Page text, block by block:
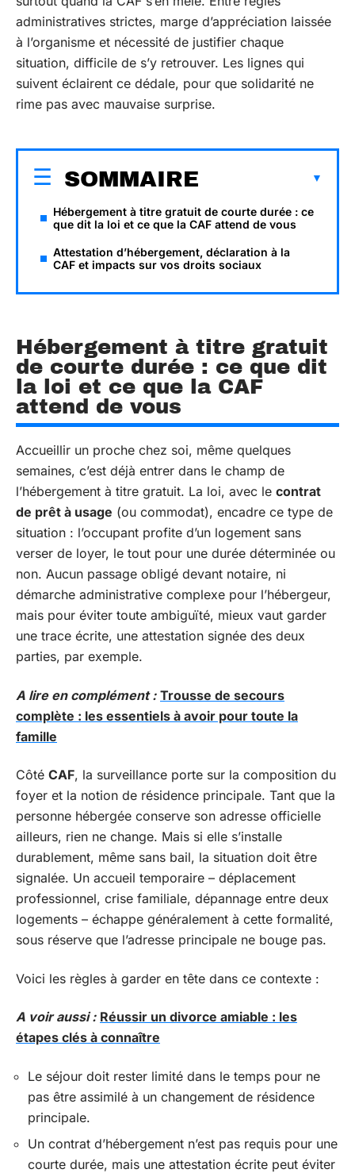
administratives strictes, marge d’appréciation laissée
à l’organisme et nécessité de justifier chaque
situation, difficile de s’y retrouver. Les lignes qui
suivent éclairent ce dédale, pour que solidarité ne
rime pas avec mauvaise surprise.
SOMMAIRE
Hébergement à titre gratuit de courte durée : ce
que dit la loi et ce que la CAF attend de vous
Attestation d’hébergement, déclaration à la
CAF et impacts sur vos droits sociaux
Hébergement à titre gratuit
de courte durée : ce que dit
la loi et ce que la CAF
attend de vous
Accueillir un proche chez soi, même quelques
semaines, c’est déjà entrer dans le champ de
l’hébergement à titre gratuit. La loi, avec le contrat
de prêt à usage (ou commodat), encadre ce type de
situation : l’occupant profite d’un logement sans
verser de loyer, le tout pour une durée déterminée ou
non. Aucun passage obligé devant notaire, ni
démarche administrative complexe pour l’hébergeur,
mais pour éviter toute ambiguïté, mieux vaut garder
une trace écrite, une attestation signée des deux
parties, par exemple.
A lire en complément : Trousse de secours
complète : les essentiels à avoir pour toute la
famille
Côté CAF, la surveillance porte sur la composition du
foyer et la notion de résidence principale. Tant que la
personne hébergée conserve son adresse officielle
ailleurs, rien ne change. Mais si elle s’installe
durablement, même sans bail, la situation doit être
signalée. Un accueil temporaire – déplacement
professionnel, crise familiale, dépannage entre deux
logements – échappe généralement à cette formalité,
sous réserve que l’adresse principale ne bouge pas.
Voici les règles à garder en tête dans ce contexte :
A voir aussi : Réussir un divorce amiable : les
étapes clés à connaître
Le séjour doit rester limité dans le temps pour ne
pas être assimilé à un changement de résidence
principale.
Un contrat d’hébergement n’est pas requis pour une
courte durée, mais une attestation écrite peut éviter